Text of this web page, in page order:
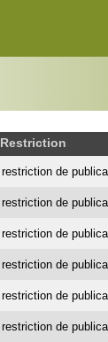
Restriction
restriction de
restriction de
restriction de
restriction de
restriction de
restriction de